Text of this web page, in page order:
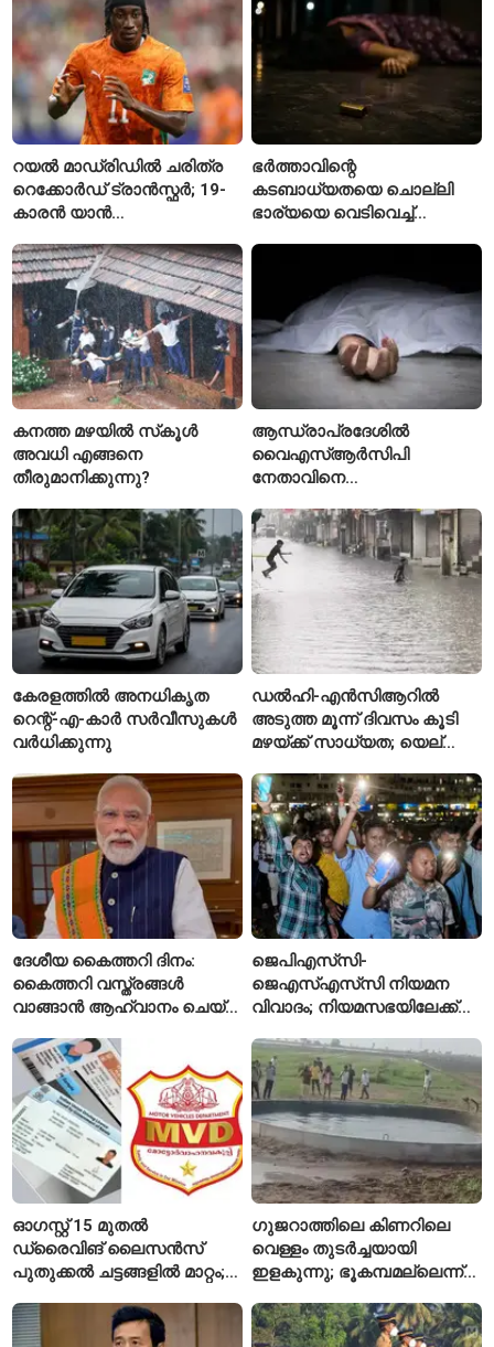
റയൽ മാഡ്രിഡിൽ ചരിത്ര
റെക്കോർഡ് ട്രാൻസ്ഫർ; 19-
കാരൻ യാൻ
സ്വന്തമാക്കി സ്പാനിഷ്
വമ്പന്മാർ
ഭർത്താവിന്റെ
കടബാധ്യതയെ ചൊല്ലി
ഭാര്യയെ വെടിവെച്ച്
കൊലപാതകം
കനത്ത മഴയിൽ സ്‌കൂൾ
അവധി എങ്ങനെ
തീരുമാനിക്കുന്നു?
ആന്ധ്രാപ്രദേശിൽ
വൈഎസ്ആർസിപി
നേതാവിനെ
അന്വേഷണം ആരംഭിച്ച്
പൊലീസ്
കേരളത്തിൽ അനധികൃത
റെന്റ്-എ-കാർ സർവീസുകൾ
വർധിക്കുന്നു
ഡൽഹി-എൻസിആറിൽ
അടുത്ത മൂന്ന് ദിവസം കൂടി
മഴയ്ക്ക് സാധ്യത; യെല്ലോ
ഐഎംഡി
ദേശീയ കൈത്തറി ദിനം:
കൈത്തറി വസ്ത്രങ്ങൾ
വാങ്ങാൻ ആഹ്വാനം ചെയ്ത്
ജെപിഎസ്‌സി-
ജെഎസ്എസ്‌സി നിയമന
വിവാദം; നിയമസഭയിലേക്ക്
ഓഗസ്റ്റ് 15 മുതൽ
ഡ്രൈവിങ് ലൈസൻസ്
പുതുക്കൽ ചട്ടങ്ങളിൽ മാറ്റം;
അറിയേണ്ട രണ്ട് പ്രധാന
കാര്യങ്ങൾ
ഗുജറാത്തിലെ കിണറിലെ
വെള്ളം തുടർച്ചയായി
ഇളകുന്നു; ഭൂകമ്പമല്ലെന്ന്